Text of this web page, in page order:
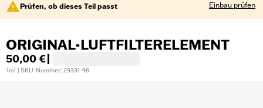
Prüfen, ob dieses Teil passt Einbau prüfen
ORIGINAL-LUFTFILTERELEMENT
50,00 €
Teil | SKU-Nummer: 29331-96